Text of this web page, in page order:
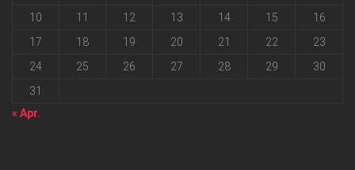
10
11 12 13 14 15
16
17
18 19 20 21 22
23
24
25 26 27 28 29
30
31
« Apr.